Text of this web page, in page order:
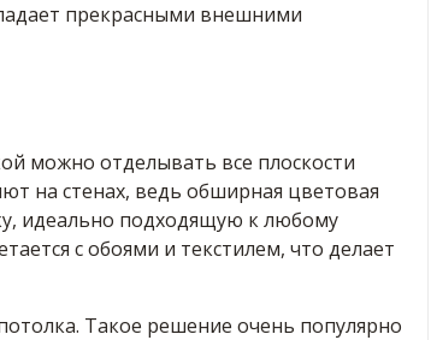
прекрасными внешними
можно отделывать все плоскости
на стенах, ведь обширная цветовая
идеально подходящую к любому
с обоями и текстилем, что делает
Такое решение очень популярно